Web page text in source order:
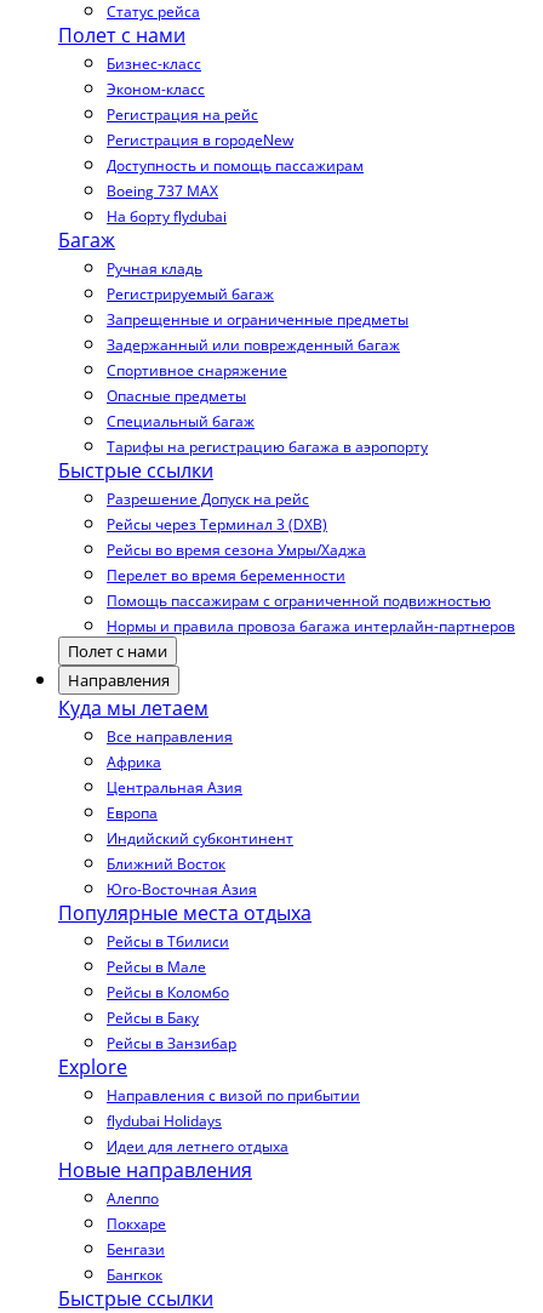
Статус рейса
Полет с нами
Бизнес-класс
Эконом-класс
Регистрация на рейс
Регистрация в городеNew
Доступность и помощь пассажирам
Boeing 737 MAX
На борту flydubai
Багаж
Ручная кладь
Регистрируемый багаж
Запрещенные и ограниченные предметы
Задержанный или поврежденный багаж
Спортивное снаряжение
Опасные предметы
Специальный багаж
Тарифы на регистрацию багажа в аэропорту
Быстрые ссылки
Разрешение Допуск на рейс
Рейсы через Терминал 3 (DXB)
Рейсы во время сезона Умры/Хаджа
Перелет во время беременности
Помощь пассажирам с ограниченной подвижностью
Нормы и правила провоза багажа интерлайн-партнеров
Полет с нами
Направления
Куда мы летаем
Все направления
Африка
Центральная Азия
Европа
Индийский субконтинент
Ближний Восток
Юго-Восточная Азия
Популярные места отдыха
Рейсы в Тбилиси
Рейсы в Мале
Рейсы в Коломбо
Рейсы в Баку
Рейсы в Занзибар
Explore
Направления с визой по прибытии
flydubai Holidays
Идеи для летнего отдыха
Новые направления
Алеппо
Покхаре
Бенгази
Бангкок
Быстрые ссылки